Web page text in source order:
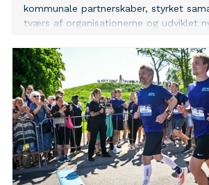
kommunale partnerskaber, styrket
tværs af organisationerne og udviklet